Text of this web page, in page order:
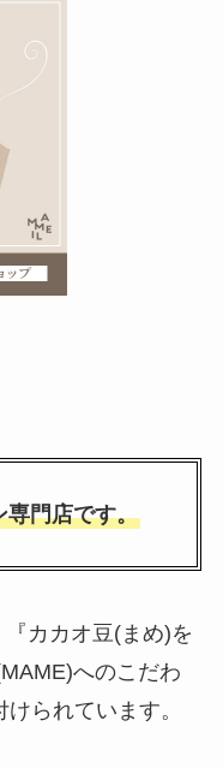
専門店です。
カカオ豆(まめ)を
へのこだわ
られています。